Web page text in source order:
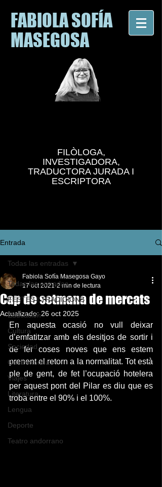
FABIOLA SOFÍA
MASEGOSA
FILÒLOGA,
INVESTIGADORA,
TRADUCTORA JURADA I
ESCRIPTORA
Entrada
Todas las entradas
FESTES I TRADICIONS
Educación
Cultura
Sociedad
Gastronomía
Viajes
Literatura
Lengua
Deporte
Teatro andorrano
Todas las entradas
Cap de setmana de mercats
Fabiola Sofía Masegosa Gayo
17 oct 2021 2 min de lectura
Actualizado:26 oct 2025
En aquesta ocasió no vull deixar
d’emfatitzar amb els desitjos de sortir i
de fer coses noves que ens estem
prenent el retorn a la normalitat. Tot està
ple de gent, de fet l’ocupació hotelera
per aquest pont del Pilar es diu que es
troba entre el 90% i el 100%.